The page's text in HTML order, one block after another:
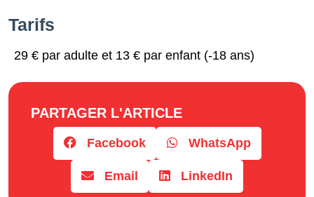
Tarifs
29 € par adulte et 13 € par enfant (-18 ans)
PARTAGER L'ARTICLE
Facebook WhatsApp
Email LinkedIn